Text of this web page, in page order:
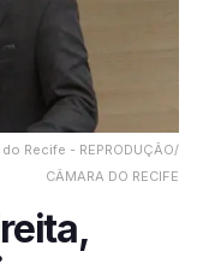
Recife - REPRODUÇÃO/
CÂMARA DO RECIFE